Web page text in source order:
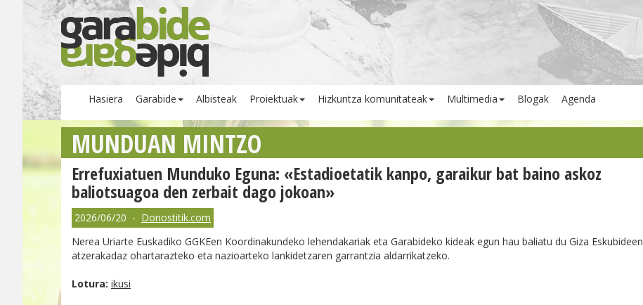
Hasiera Garabide Albisteak Proiektuak Hizkuntza komunitateak Multimedia Blogak Agenda
MUNDUAN MINTZO
Errefuxiatuen Munduko Eguna: «Estadioetatik kanpo, garaikur bat baino askoz
baliotsuagoa den zerbait dago jokoan»
2026/06/20 - Donostitik.com
Nerea Uriarte Euskadiko GGKEen Koordinakundeko lehendakariak eta Garabideko kideak egun hau baliatu du Giza Eskubideen
atzerakadaz ohartarazteko eta nazioarteko lankidetzaren garrantzia aldarrikatzeko.
Lotura: ikusi